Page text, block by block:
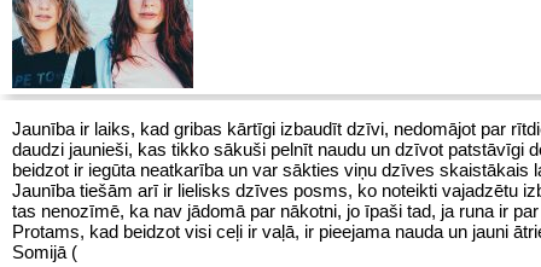
Jaunība ir laiks, kad gribas kārtīgi izbaudīt dzīvi, nedomājot par
daudzi jaunieši, kas tikko sākuši pelnīt naudu un dzīvot patstāvīgi
beidzot ir iegūta neatkarība un var sākties viņu dzīves skaistākais
Jaunība tiešām arī ir lielisks dzīves posms, ko noteikti vajadzētu
tas nenozīmē, ka nav jādomā par nākotni, jo īpaši tad, ja runa ir
Protams, kad beidzot visi ceļi ir vaļā, ir pieejama nauda un jauni
Somijā (